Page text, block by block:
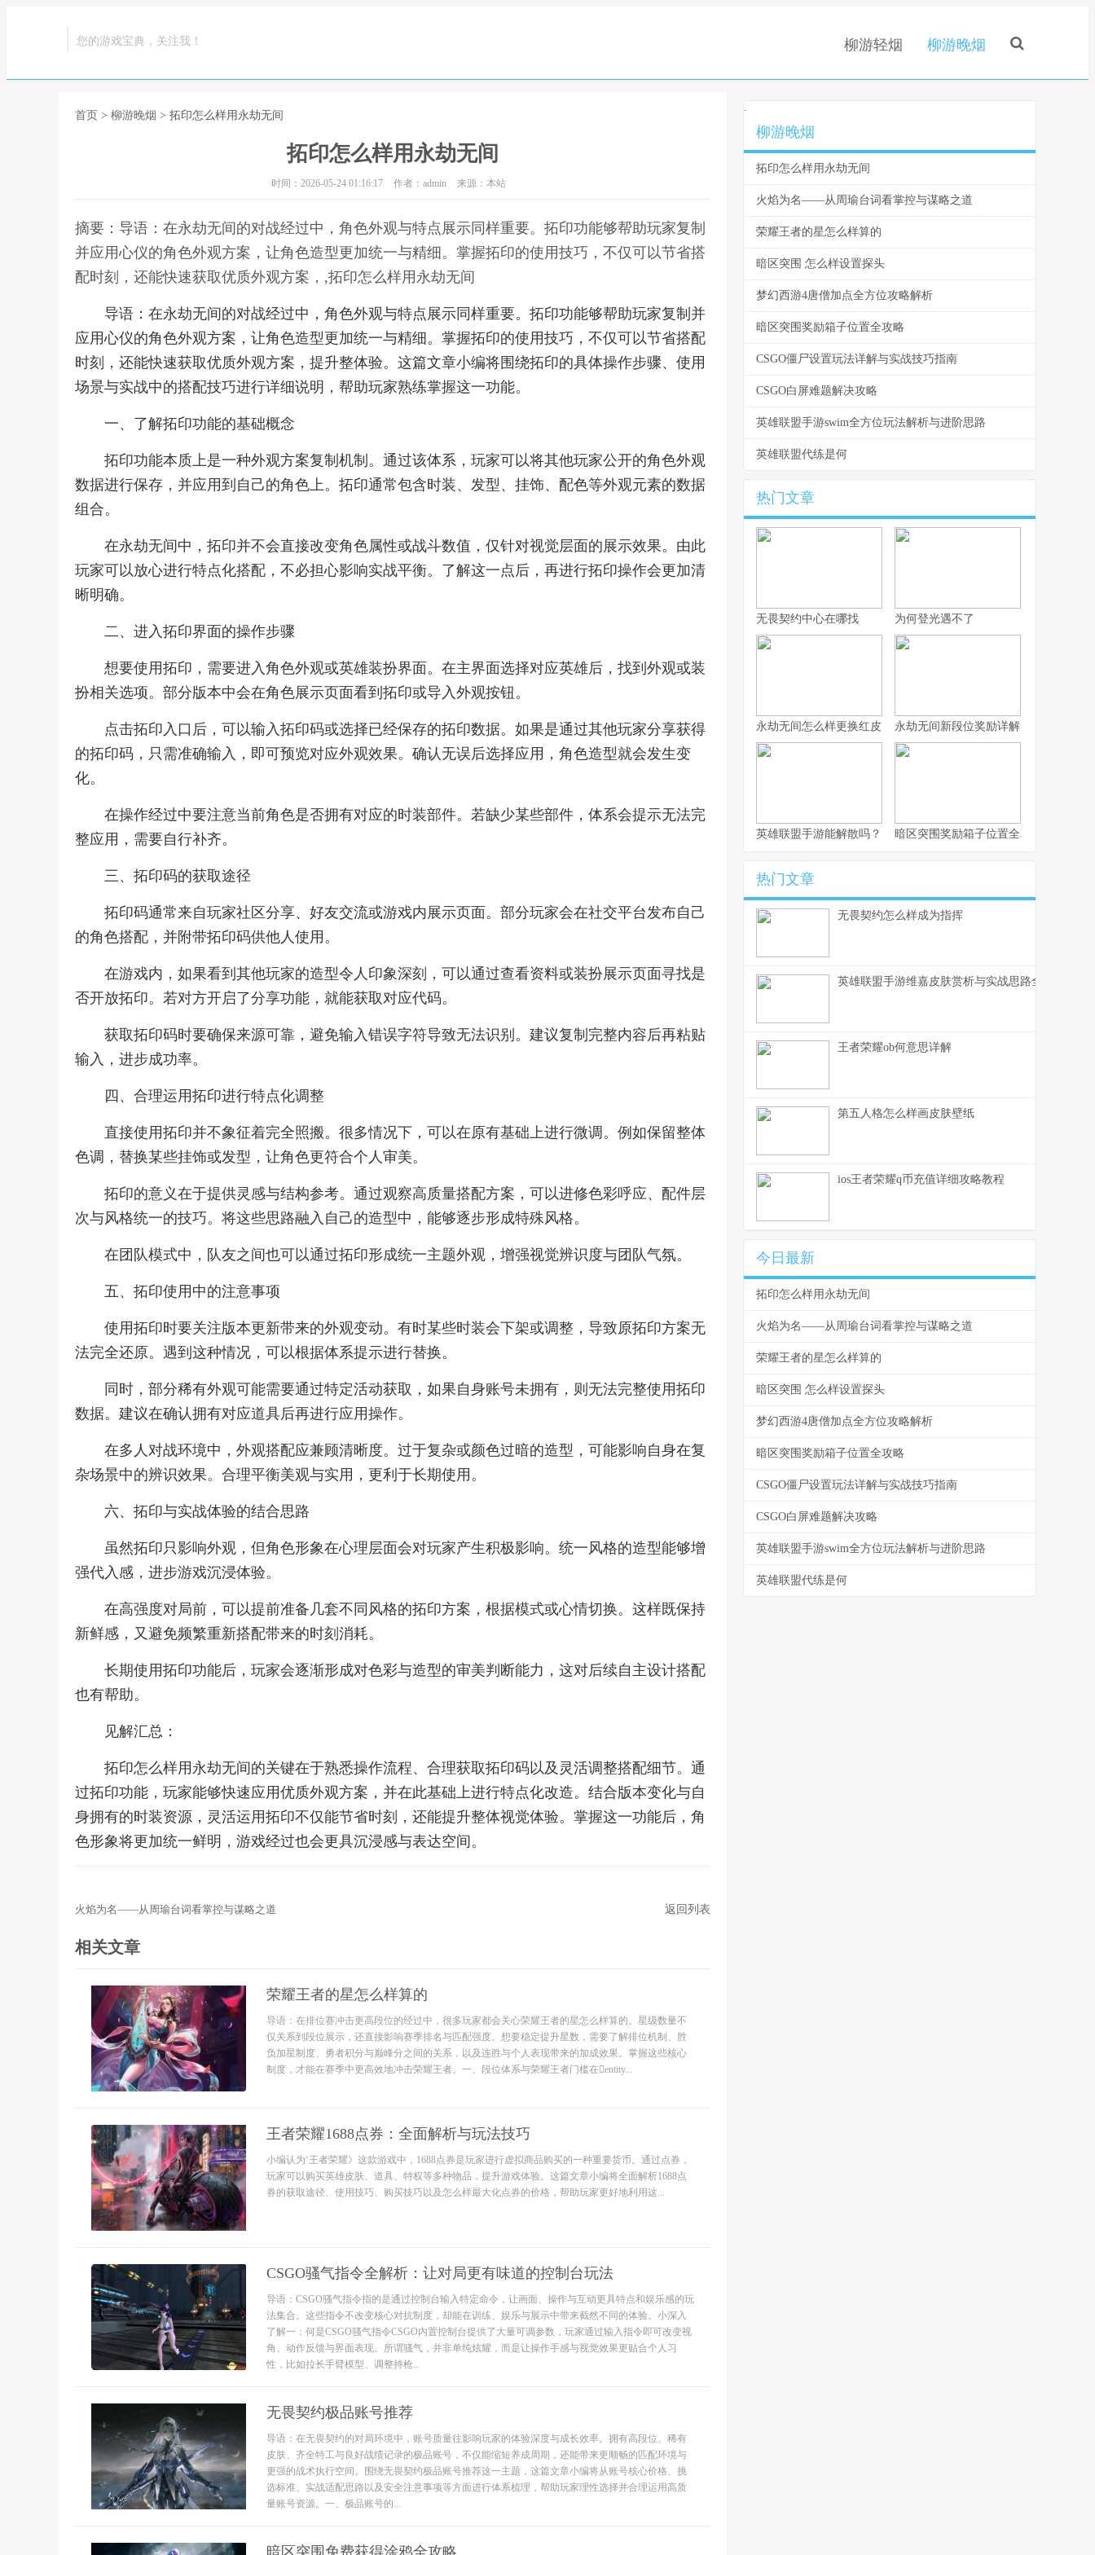
您的游戏宝典，关注我！ 柳游轻烟 柳游晚烟
首页 > 柳游晚烟 > 拓印怎么样用永劫无间
拓印怎么样用永劫无间
时间：2026-05-24 01:16:17 作者：admin 来源：本站
摘要：导语：在永劫无间的对战经过中，角色外观与特点展示同样重要。拓印功能够帮助玩家复制
并应用心仪的角色外观方案，让角色造型更加统一与精细。掌握拓印的使用技巧，不仅可以节省搭
配时刻，还能快速获取优质外观方案，,拓印怎么样用永劫无间
导语：在永劫无间的对战经过中，角色外观与特点展示同样重要。拓印功能够帮助玩家复制并
应用心仪的角色外观方案，让角色造型更加统一与精细。掌握拓印的使用技巧，不仅可以节省搭配
时刻，还能快速获取优质外观方案，提升整体验。这篇文章小编将围绕拓印的具体操作步骤、使用
场景与实战中的搭配技巧进行详细说明，帮助玩家熟练掌握这一功能。
一、了解拓印功能的基础概念
拓印功能本质上是一种外观方案复制机制。通过该体系，玩家可以将其他玩家公开的角色外观
数据进行保存，并应用到自己的角色上。拓印通常包含时装、发型、挂饰、配色等外观元素的数据
组合。
在永劫无间中，拓印并不会直接改变角色属性或战斗数值，仅针对视觉层面的展示效果。由此
玩家可以放心进行特点化搭配，不必担心影响实战平衡。了解这一点后，再进行拓印操作会更加清
晰明确。
二、进入拓印界面的操作步骤
想要使用拓印，需要进入角色外观或英雄装扮界面。在主界面选择对应英雄后，找到外观或装
扮相关选项。部分版本中会在角色展示页面看到拓印或导入外观按钮。
点击拓印入口后，可以输入拓印码或选择已经保存的拓印数据。如果是通过其他玩家分享获得
的拓印码，只需准确输入，即可预览对应外观效果。确认无误后选择应用，角色造型就会发生变
化。
在操作经过中要注意当前角色是否拥有对应的时装部件。若缺少某些部件，体系会提示无法完
整应用，需要自行补齐。
三、拓印码的获取途径
拓印码通常来自玩家社区分享、好友交流或游戏内展示页面。部分玩家会在社交平台发布自己
的角色搭配，并附带拓印码供他人使用。
在游戏内，如果看到其他玩家的造型令人印象深刻，可以通过查看资料或装扮展示页面寻找是
否开放拓印。若对方开启了分享功能，就能获取对应代码。
获取拓印码时要确保来源可靠，避免输入错误字符导致无法识别。建议复制完整内容后再粘贴
输入，进步成功率。
四、合理运用拓印进行特点化调整
直接使用拓印并不象征着完全照搬。很多情况下，可以在原有基础上进行微调。例如保留整体
色调，替换某些挂饰或发型，让角色更符合个人审美。
拓印的意义在于提供灵感与结构参考。通过观察高质量搭配方案，可以进修色彩呼应、配件层
次与风格统一的技巧。将这些思路融入自己的造型中，能够逐步形成特殊风格。
在团队模式中，队友之间也可以通过拓印形成统一主题外观，增强视觉辨识度与团队气氛。
五、拓印使用中的注意事项
使用拓印时要关注版本更新带来的外观变动。有时某些时装会下架或调整，导致原拓印方案无
法完全还原。遇到这种情况，可以根据体系提示进行替换。
同时，部分稀有外观可能需要通过特定活动获取，如果自身账号未拥有，则无法完整使用拓印
数据。建议在确认拥有对应道具后再进行应用操作。
在多人对战环境中，外观搭配应兼顾清晰度。过于复杂或颜色过暗的造型，可能影响自身在复
杂场景中的辨识效果。合理平衡美观与实用，更利于长期使用。
六、拓印与实战体验的结合思路
虽然拓印只影响外观，但角色形象在心理层面会对玩家产生积极影响。统一风格的造型能够增
强代入感，进步游戏沉浸体验。
在高强度对局前，可以提前准备几套不同风格的拓印方案，根据模式或心情切换。这样既保持
新鲜感，又避免频繁重新搭配带来的时刻消耗。
长期使用拓印功能后，玩家会逐渐形成对色彩与造型的审美判断能力，这对后续自主设计搭配
也有帮助。
见解汇总：
拓印怎么样用永劫无间的关键在于熟悉操作流程、合理获取拓印码以及灵活调整搭配细节。通
过拓印功能，玩家能够快速应用优质外观方案，并在此基础上进行特点化改造。结合版本变化与自
身拥有的时装资源，灵活运用拓印不仅能节省时刻，还能提升整体视觉体验。掌握这一功能后，角
色形象将更加统一鲜明，游戏经过也会更具沉浸感与表达空间。
火焰为名——从周瑜台词看掌控与谋略之道 返回列表
相关文章
荣耀王者的星怎么样算的
导语：在排位赛冲击更高段位的经过中，很多玩家都会关心荣耀王者的星怎么样算的。星级数量不
仅关系到段位展示，还直接影响赛季排名与匹配强度。想要稳定提升星数，需要了解排位机制、胜
负加星制度、勇者积分与巅峰分之间的关系，以及连胜与个人表现带来的加成效果。掌握这些核心
制度，才能在赛季中更高效地冲击荣耀王者。一、段位体系与荣耀王者门槛在entity...
王者荣耀1688点券：全面解析与玩法技巧
小编认为‘王者荣耀》这款游戏中，1688点券是玩家进行虚拟商品购买的一种重要货币。通过点券，
玩家可以购买英雄皮肤、道具、特权等多种物品，提升游戏体验。这篇文章小编将全面解析1688点
券的获取途径、使用技巧、购买技巧以及怎么样最大化点券的价格，帮助玩家更好地利用这...
CSGO骚气指令全解析：让对局更有味道的控制台玩法
导语：CSGO骚气指令指的是通过控制台输入特定命令，让画面、操作与互动更具特点和娱乐感的玩
法集合。这些指令不改变核心对抗制度，却能在训练、娱乐与展示中带来截然不同的体验。小深入
了解一：何是CSGO骚气指令CSGO内置控制台提供了大量可调参数，玩家通过输入指令即可改变视
角、动作反馈与界面表现。所谓骚气，并非单纯炫耀，而是让操作手感与视觉效果更贴合个人习
性，比如拉长手臂模型、调整持枪...
无畏契约极品账号推荐
导语：在无畏契约的对局环境中，账号质量往影响玩家的体验深度与成长效率。拥有高段位、稀有
皮肤、齐全特工与良好战绩记录的极品账号，不仅能缩短养成周期，还能带来更顺畅的匹配环境与
更强的战术执行空间。围绕无畏契约极品账号推荐这一主题，这篇文章小编将从账号核心价格、挑
选标准、实战适配思路以及安全注意事项等方面进行体系梳理，帮助玩家理性选择并合理运用高质
量账号资源。一、极品账号的...
暗区突围免费获得涂鸦全攻略
.
柳游晚烟
拓印怎么样用永劫无间
火焰为名——从周瑜台词看掌控与谋略之道
荣耀王者的星怎么样算的
暗区突围 怎么样设置探头
梦幻西游4唐僧加点全方位攻略解析
暗区突围奖励箱子位置全攻略
CSGO僵尸设置玩法详解与实战技巧指南
CSGO白屏难题解决攻略
英雄联盟手游swim全方位玩法解析与进阶思路
英雄联盟代练是何
热门文章
无畏契约中心在哪找 为何登光遇不了
永劫无间怎么样更换红皮 永劫无间新段位奖励详解
英雄联盟手游能解散吗？ 暗区突围奖励箱子位置全攻略
热门文章
无畏契约怎么样成为指挥
英雄联盟手游维嘉皮肤赏析与实战思路全解
王者荣耀ob何意思详解
第五人格怎么样画皮肤壁纸
ios王者荣耀q币充值详细攻略教程
今日最新
拓印怎么样用永劫无间
火焰为名——从周瑜台词看掌控与谋略之道
荣耀王者的星怎么样算的
暗区突围 怎么样设置探头
梦幻西游4唐僧加点全方位攻略解析
暗区突围奖励箱子位置全攻略
CSGO僵尸设置玩法详解与实战技巧指南
CSGO白屏难题解决攻略
英雄联盟手游swim全方位玩法解析与进阶思路
英雄联盟代练是何